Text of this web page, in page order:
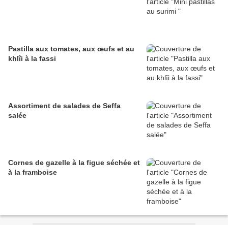
Pastilla aux tomates, aux œufs et au
khlîi à la fassi
Assortiment de salades de Seffa
salée
Cornes de gazelle à la figue séchée et
à la framboise